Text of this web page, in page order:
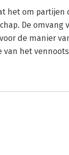
het om
De
de manier
het